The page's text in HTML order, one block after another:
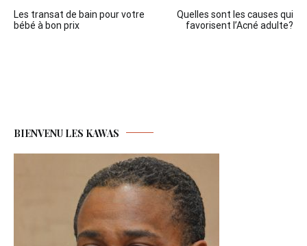
de
Les transat de bain pour votre
bébé à bon prix
Quelles sont les causes qui
favorisent l’Acné adulte?
BIENVENU LES KAWAS